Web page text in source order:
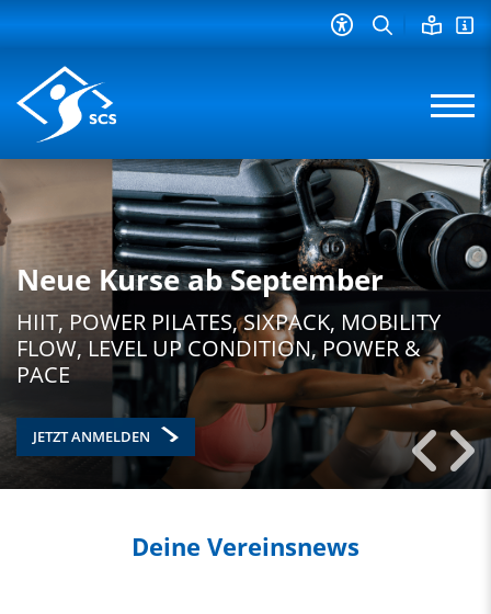
Neue Kurse ab September
HIIT, POWER PILATES, SIXPACK, MOBILITY
FLOW, LEVEL UP CONDITION, POWER &
PACE
JETZT ANMELDEN
Deine Vereinsnews